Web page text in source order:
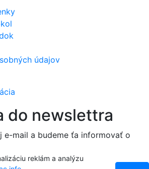
reklám a analýzu
údajov
do newslettra
e-mail a budeme ťa informovať o